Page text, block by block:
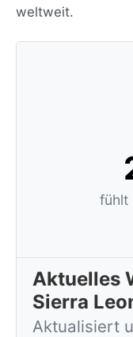
weltweit.
fühlt
Aktuelles
Sierra
Aktualisiert